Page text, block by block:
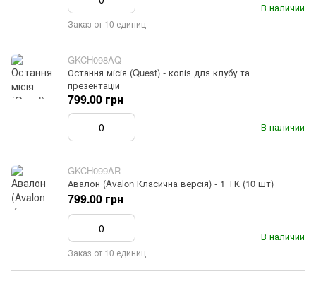
В наличии
Заказ от 10 единиц
GKCH098AQ
Остання місія (Quest) - копія для клубу та
презентацій
В наличии
799.00 грн
GKCH099AR
Авалон (Avalon Класична версія) - 1 ТК (10 шт)
В наличии
799.00 грн
Заказ от 10 единиц